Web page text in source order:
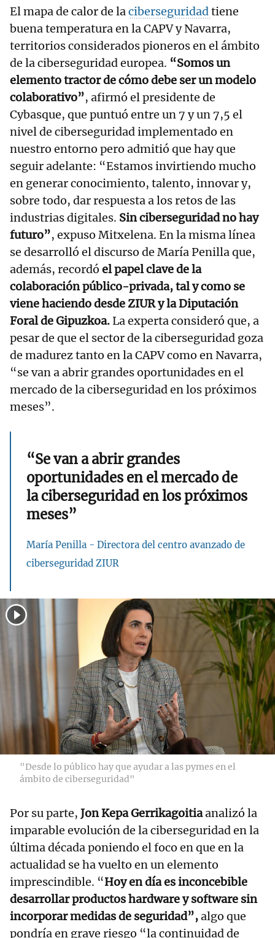
El mapa de calor de laciberseguridadtiene
buena temperatura en la CAPV y Navarra,
territorios considerados pioneros en el ámbito
de la ciberseguridad europea. “Somos un
elemento tractor de cómo debe ser un modelo
colaborativo”, afirmó el presidente de
Cybasque, que puntuó entre un 7 y un 7,5 el
nivel de ciberseguridad implementado en
nuestro entorno pero admitió que hay que
seguir adelante: “Estamos invirtiendo mucho
en generar conocimiento, talento, innovar y,
sobre todo, dar respuesta a los retos de las
industrias digitales. Sin ciberseguridad no hay
futuro”, expuso Mitxelena. En la misma línea
se desarrolló el discurso de María Penilla que,
además, recordó el papel clave de la
colaboración público-privada, tal y como se
viene haciendo desde ZIUR y la Diputación
Foral de Gipuzkoa.La experta consideró que, a
pesar de que el sector de la ciberseguridad goza
de madurez tanto en la CAPV como en Navarra,
“se van a abrir grandes oportunidades en el
mercado de la ciberseguridad en los próximos
meses”.
“Se van a abrir grandes
oportunidades en el mercado de
la ciberseguridad en los próximos
meses”
María Penilla - Directora del centro avanzado de
ciberseguridad ZIUR
"Desde lo público hay que ayudar a las pymes en el
ámbito de ciberseguridad"
Por su parte, Jon Kepa Gerrikagoitiaanalizó la
imparable evolución de la ciberseguridad en la
última década poniendo el foco en que en la
actualidad se ha vuelto en un elemento
imprescindible. “Hoy en día es inconcebible
desarrollar productos hardware y software sin
incorporar medidas de seguridad”,algo que
pondría en grave riesgo “la continuidad de